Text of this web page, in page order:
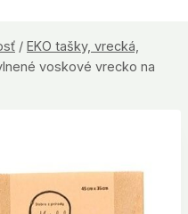
/ EKO tašky, vrecká,
voskové vrecko na